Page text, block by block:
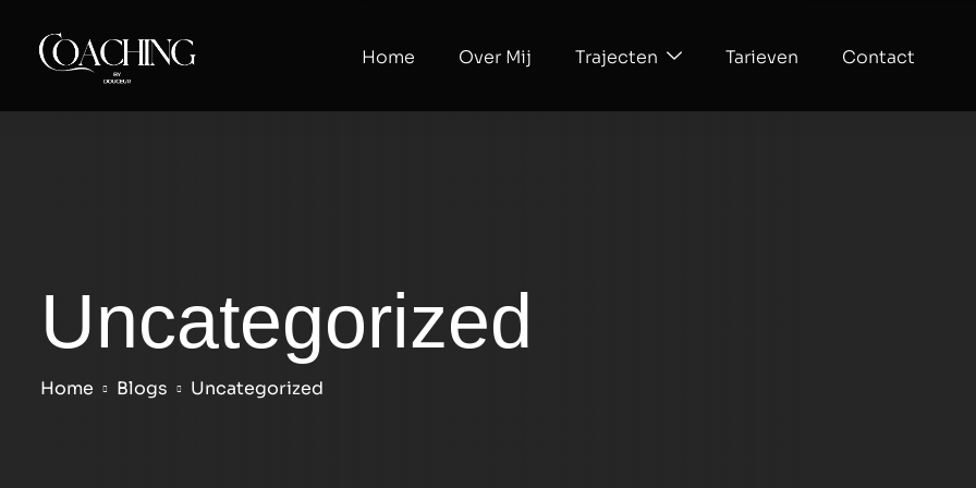
Home Over Mij Trajecten Tarieven Contact
Uncategorized
Home Blogs Uncategorized